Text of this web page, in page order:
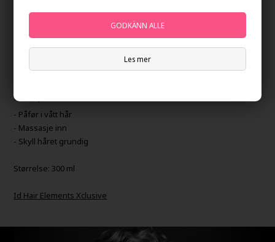
Les mer
Id Hair Elements Xclusive Moisture Shampoo er vegansk, glutenfri
Shampoo
- Påfør i vått hår
- Massasje inn
- Skyll håret grundig
Størrelse: 300 ml
Id Hair Elements Xclusive